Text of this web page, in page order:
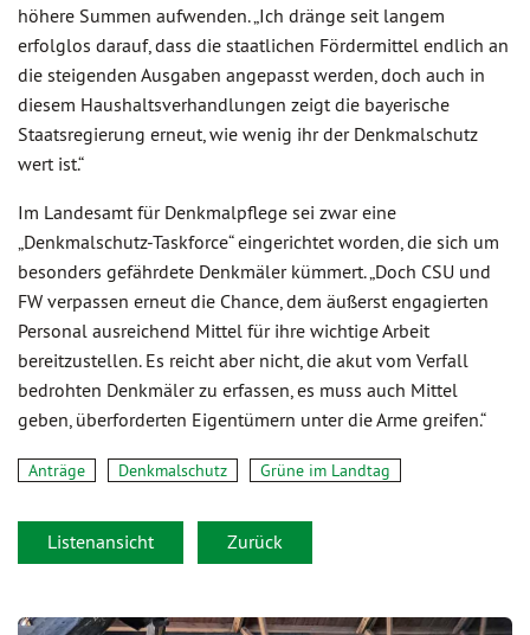
höhere Summen aufwenden. „Ich dränge seit langem
erfolglos darauf, dass die staatlichen Fördermittel endlich an
die steigenden Ausgaben angepasst werden, doch auch in
diesem Haushaltsverhandlungen zeigt die bayerische
Staatsregierung erneut, wie wenig ihr der Denkmalschutz
wert ist.“
Im Landesamt für Denkmalpflege sei zwar eine
„Denkmalschutz-Taskforce“ eingerichtet worden, die sich um
besonders gefährdete Denkmäler kümmert. „Doch CSU und
FW verpassen erneut die Chance, dem äußerst engagierten
Personal ausreichend Mittel für ihre wichtige Arbeit
bereitzustellen. Es reicht aber nicht, die akut vom Verfall
bedrohten Denkmäler zu erfassen, es muss auch Mittel
geben, überforderten Eigentümern unter die Arme greifen.“
Anträge Denkmalschutz Grüne im Landtag
Listenansicht Zurück